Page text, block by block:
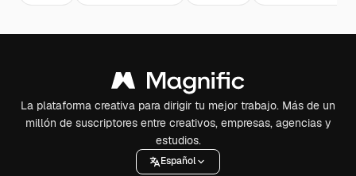
La plataforma creativa para dirigir tu mejor trabajo. Más de un
millón de suscriptores entre creativos, empresas, agencias y
estudios.
Español